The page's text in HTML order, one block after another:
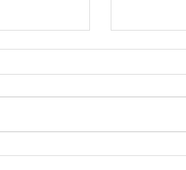
10月11月ス